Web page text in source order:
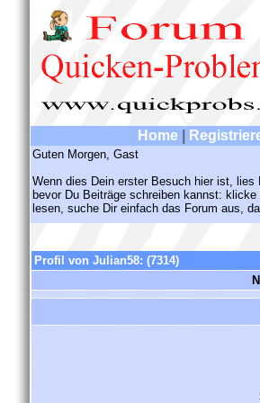
Home
Guten Morgen, Gast
Wenn dies Dein erster Besuch hier ist, lies
bevor Du Beiträge schreiben kannst:
lesen, suche Dir einfach das Forum aus,
Profil von Julian58: (7314)